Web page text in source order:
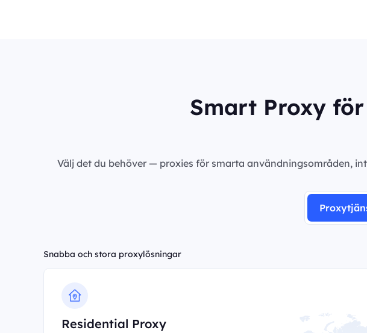
Smart Proxy
Välj det du behöver — proxies för smarta användningsområden,
Snabba och stora proxylösningar
Residential Proxy